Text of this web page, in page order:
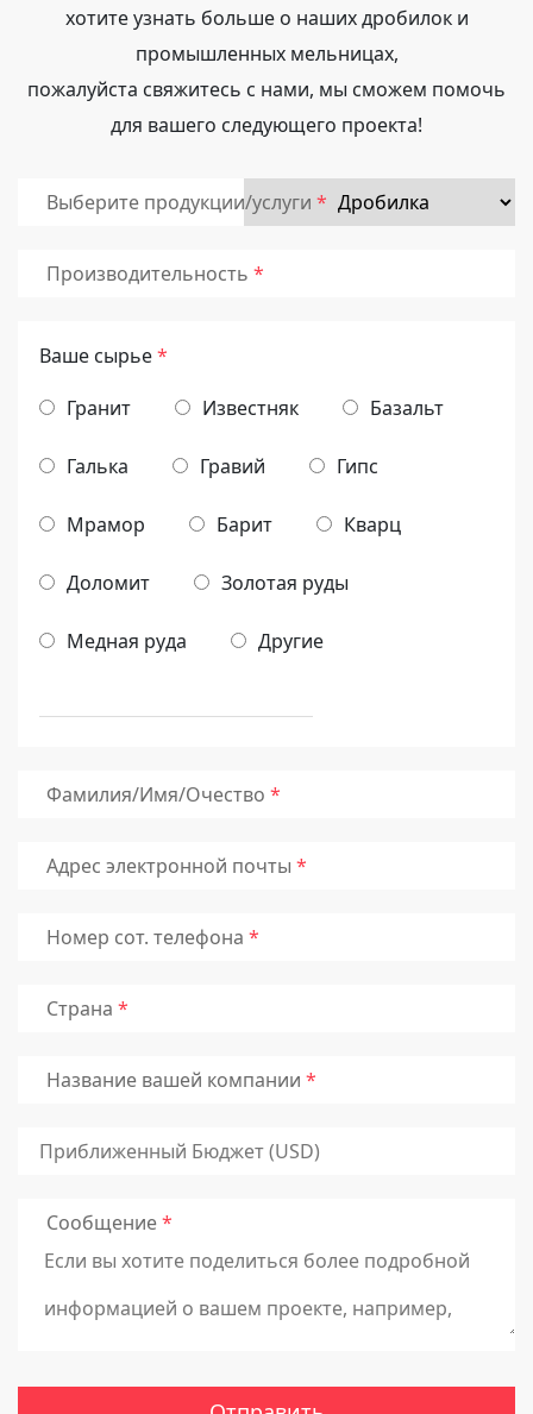
хотите узнать больше о наших дробилок и
промышленных мельницах,
пожалуйста свяжитесь с нами, мы сможем помочь
для вашего следующего проекта!
Выберите продукции/услуги
Производительность
Ваше сырье*
Гранит
Известняк Базальт
Галька Гравий Гипс
Мрамор Барит Кварц
Доломит Золотая руды
Медная руда Другие
Фамилия/Имя/Очество
Адрес электронной почты
Номер сот. телефона
Страна
Название вашей компании
Сообщение